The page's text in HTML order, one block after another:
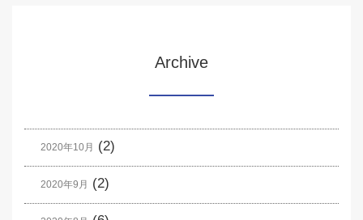
Archive
2020年10月 (2)
2020年9月 (2)